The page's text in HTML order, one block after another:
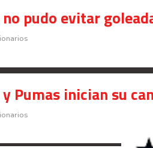
pudo evitar
Pumas inician su